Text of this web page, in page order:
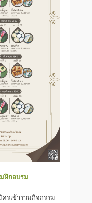
ฝึกอบรม
ครเข้าร่วมกิจกรรม